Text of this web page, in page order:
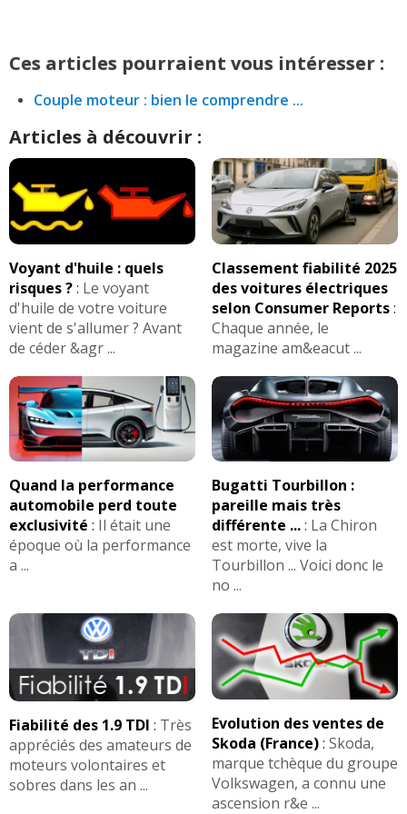
Ces articles pourraient vous intéresser :
Couple moteur : bien le comprendre ...
Articles à découvrir :
Voyant d'huile : quels
risques ?: Le voyant
d'huile de votre voiture
vient de s'allumer ? Avant
de céder &agr ...
Classement fiabilité 2025
des voitures électriques
selon Consumer Reports:
Chaque année, le
magazine am&eacut ...
Quand la performance
automobile perd toute
exclusivité : Il était une
époque où la performance
a ...
Bugatti Tourbillon :
pareille mais très
différente ...: La Chiron
est morte, vive la
Tourbillon ... Voici donc le
no ...
Fiabilité des 1.9 TDI : Très
appréciés des amateurs de
moteurs volontaires et
sobres dans les an ...
Evolution des ventes de
Skoda (France): Skoda,
marque tchèque du groupe
Volkswagen, a connu une
ascension r&e ...